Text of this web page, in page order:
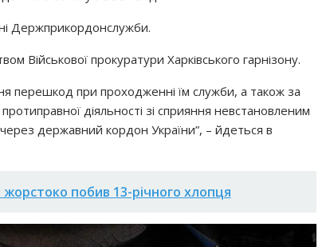
Держприкордонслужби.
Військової прокуратури Харківського гарнізону.
перешкод при проходженні їм служби, а також за
діяльності зі сприяння невстановленим
державний кордон України”, – йдеться в
жорстоко побив 13-річного хлопця